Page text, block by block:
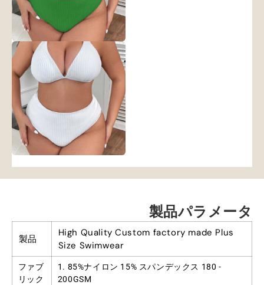
製品パラメータ
製品
High Quality Custom factory made Plus
Size Swimwear
ファブ
リック
1. 85%ナイロン 15% スパンデックス 180 -
200GSM